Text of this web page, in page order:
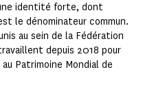
identité forte, dont
le dénominateur commun.
au sein de la Fédération
depuis 2018 pour
Patrimoine Mondial de